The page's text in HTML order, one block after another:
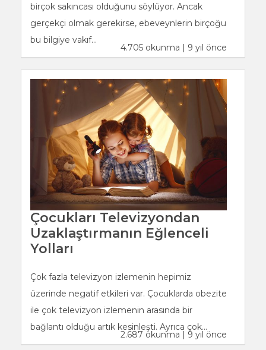
birçok sakıncası olduğunu söylüyor. Ancak
gerçekçi olmak gerekirse, ebeveynlerin birçoğu
bu bilgiye vakıf...
4.705 okunma | 9 yıl önce
Çocukları Televizyondan
Uzaklaştırmanın Eğlenceli
Yolları
Çok fazla televizyon izlemenin hepimiz
üzerinde negatif etkileri var. Çocuklarda obezite
ile çok televizyon izlemenin arasında bir
bağlantı olduğu artık kesinleşti. Ayrıca çok...
2.687 okunma | 9 yıl önce